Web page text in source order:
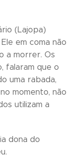
(Lajopa)
em coma não
a morrer. Os
falaram que o
uma rabada,
momento, não
utilizam a
dona do